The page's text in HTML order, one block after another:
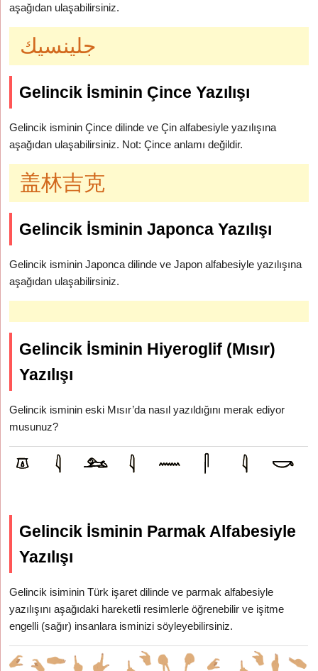
aşağıdan ulaşabilirsiniz.
جلينسيك
Gelincik İsminin Çince Yazılışı
Gelincik isminin Çince dilinde ve Çin alfabesiyle yazılışına
aşağıdan ulaşabilirsiniz. Not: Çince anlamı değildir.
盖林吉克
Gelincik İsminin Japonca Yazılışı
Gelincik isminin Japonca dilinde ve Japon alfabesiyle yazılışına
aşağıdan ulaşabilirsiniz.
Gelincik İsminin Hiyeroglif (Mısır)
Yazılışı
Gelincik isminin eski Mısır’da nasıl yazıldığını merak ediyor
musunuz?
Gelincik İsminin Parmak Alfabesiyle
Yazılışı
Gelincik isiminin Türk işaret dilinde ve parmak alfabesiyle
yazılışını aşağıdaki hareketli resimlerle öğrenebilir ve işitme
engelli (sağır) insanlara isminizi söyleyebilirsiniz.